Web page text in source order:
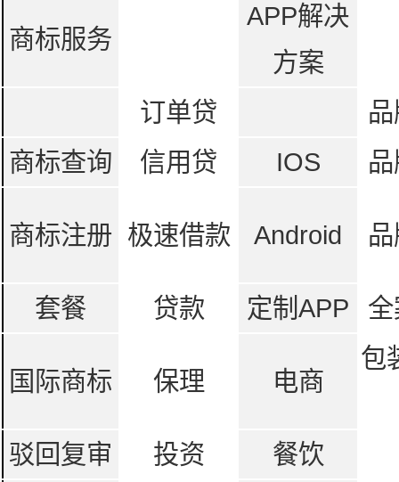
商标服务
APP解决
方案
订单贷
商标查询
信用贷 IOS
商标注册 极速借款 Android
套餐 贷款 定制APP
国际商标 保理 电商
包
驳回复审 投资 餐饮